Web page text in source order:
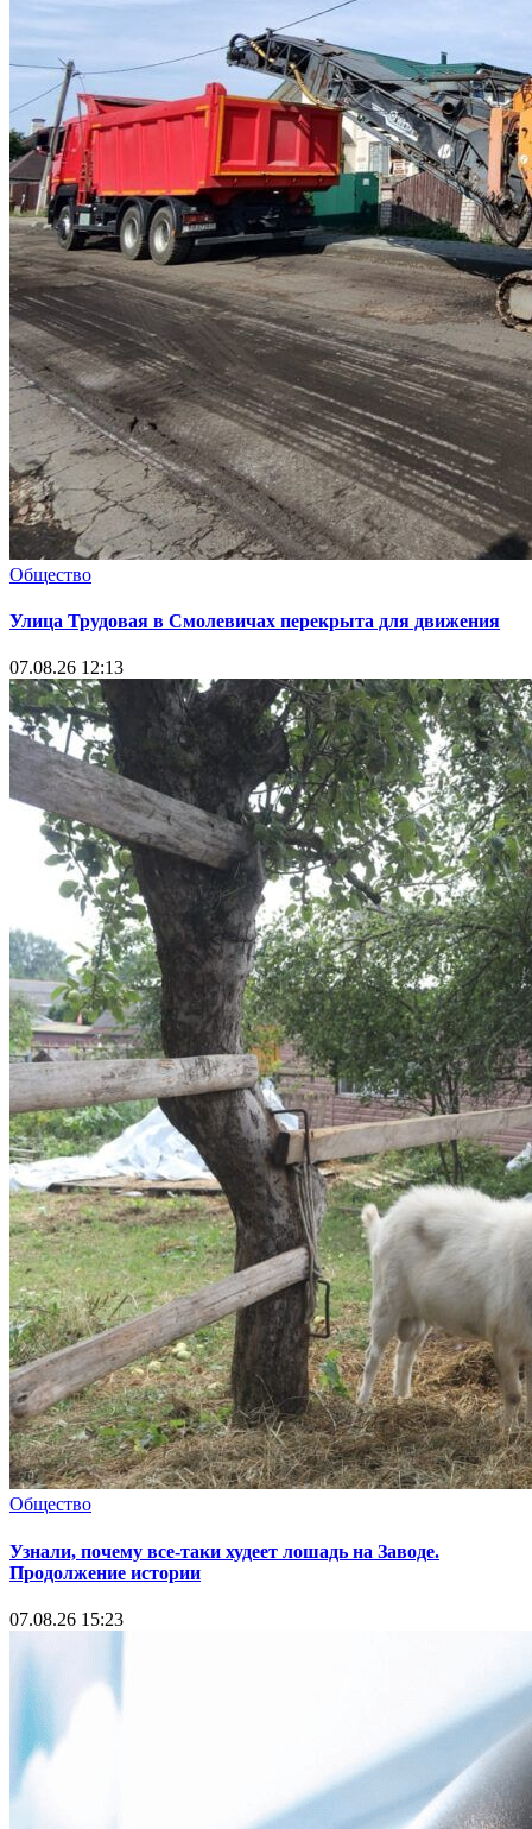
Общество
Улица Трудовая в Смолевичах перекрыта для движения
07.08.26 12:13
Общество
Узнали, почему все-таки худеет лошадь на Заводе.
Продолжение истории
07.08.26 15:23